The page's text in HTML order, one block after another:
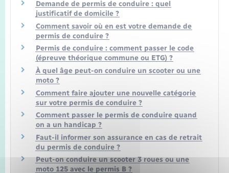
Demande de permis de conduire : quel
justificatif de domicile ?
Comment savoir où en est votre demande de
permis de conduire ?
Permis de conduire : comment passer le code
(épreuve théorique commune ou ETG) ?
À quel âge peut-on conduire un scooter ou une
moto ?
Comment faire ajouter une nouvelle catégorie
sur votre permis de conduire ?
Comment passer le permis de conduire quand
on a un handicap ?
Faut-il informer son assurance en cas de retrait
du permis de conduire ?
Peut-on conduire un scooter 3 roues ou une
moto 125 avec le permis B ?